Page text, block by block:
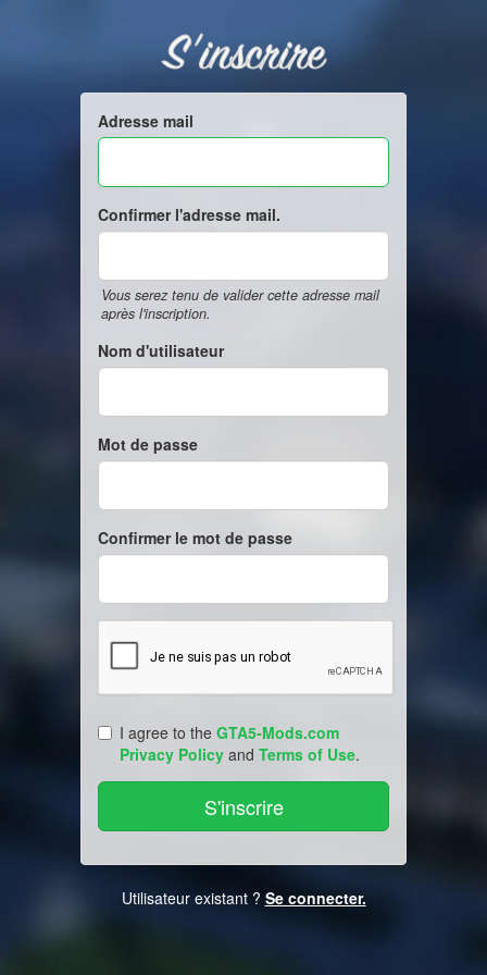
S'inscrire
Adresse mail
Confirmer l'adresse mail.
Vous serez tenu de valider cette adresse mail
après l'inscription.
Nom d'utilisateur
Mot de passe
Confirmer le mot de passe
I agree to the GTA5-Mods.com
Privacy Policy and Terms of Use.
Utilisateur existant ? Se connecter.